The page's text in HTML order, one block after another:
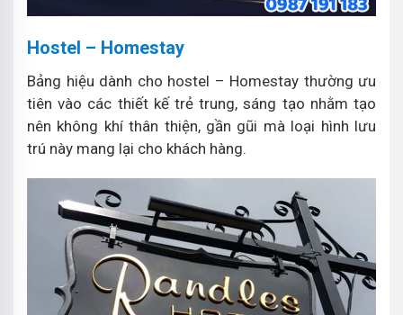
Hostel – Homestay
Bảng hiệu dành cho hostel – Homestay thường ưu
tiên vào các thiết kế trẻ trung, sáng tạo nhằm tạo
nên không khí thân thiện, gần gũi mà loại hình lưu
trú này mang lại cho khách hàng.